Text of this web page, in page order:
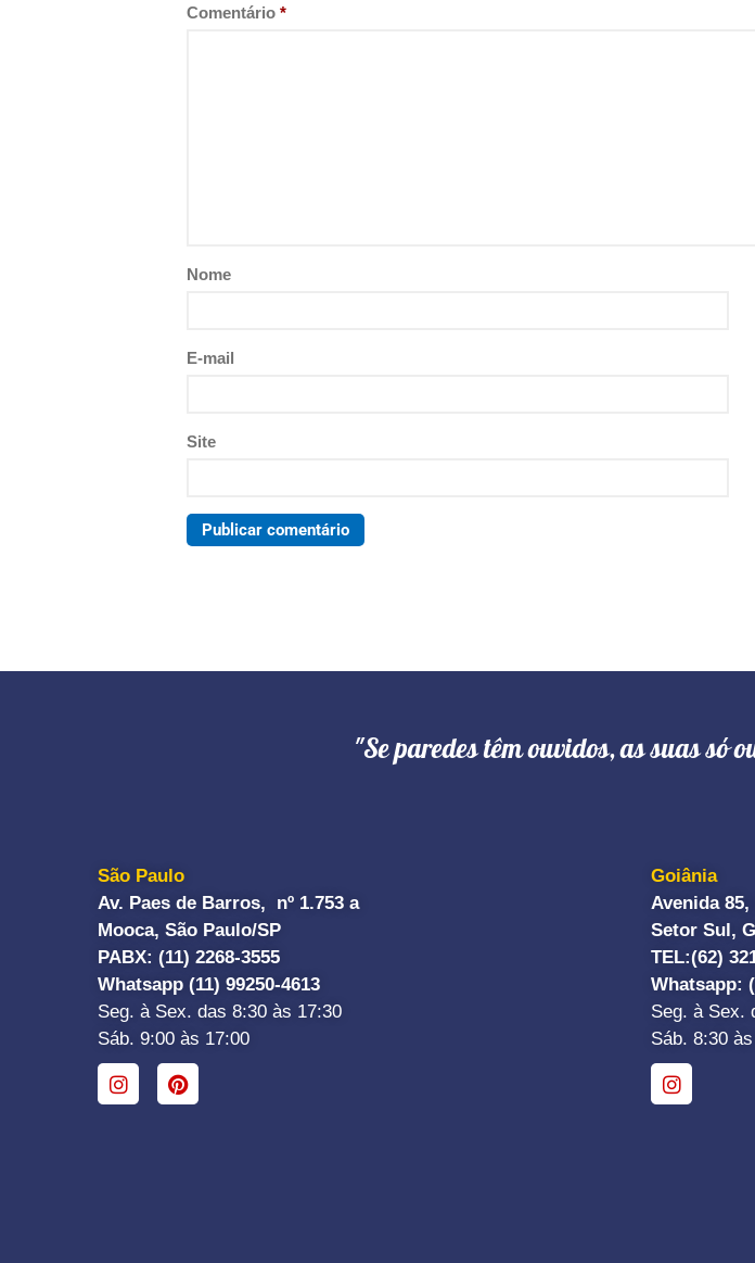
Comentário *
Nome
E-mail
Site
"Se paredes têm ouvidos, as suas só
São Paulo
Av. Paes de Barros, nº 1.753 a
Mooca, São Paulo/SP
PABX: (11) 2268-3555
Whatsapp (11) 99250-4613
Seg. à Sex. das 8:30 às 17:30
Sáb. 9:00 às 17:00
Goiânia
Avenida 85,
Setor Sul,
TEL:(62)
Whatsapp:
Seg. à Sex.
Sáb. 8:30